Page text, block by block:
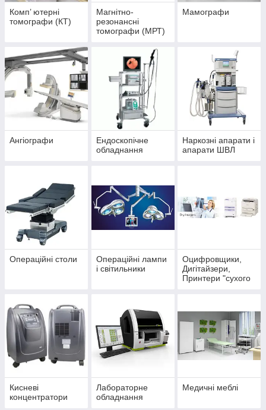
Комп’ ютерні
томографи (КТ)
Магнітно-
резонансні
томографи (МРТ)
Мамографи
Ангіографи
Ендоскопічне
обладнання
Наркозні апарати і
апарати ШВЛ
Операційні столи
Операційні лампи
і світильники
Оцифровщики,
Дигітайзери,
Принтери "сухого
Кисневі
концентратори
Лабораторне
обладнання
Медичні меблі